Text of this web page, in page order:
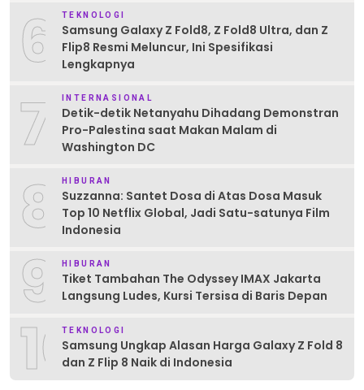
6 TEKNOLOGI
Samsung Galaxy Z Fold8, Z Fold8 Ultra, dan Z
Flip8 Resmi Meluncur, Ini Spesifikasi
Lengkapnya
7 INTERNASIONAL
Detik-detik Netanyahu Dihadang Demonstran
Pro-Palestina saat Makan Malam di
Washington DC
8 HIBURAN
Suzzanna: Santet Dosa di Atas Dosa Masuk
Top 10 Netflix Global, Jadi Satu-satunya Film
Indonesia
9 HIBURAN
Tiket Tambahan The Odyssey IMAX Jakarta
Langsung Ludes, Kursi Tersisa di Baris Depan
10TEKNOLOGI
Samsung Ungkap Alasan Harga Galaxy Z Fold 8
dan Z Flip 8 Naik di Indonesia